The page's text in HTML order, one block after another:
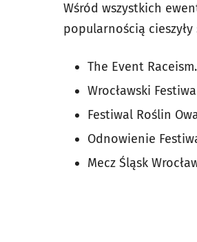
Wśród wszystkich
popularnością cieszyły
The Event
Wrocławski
Festiwal Roślin
Odnowienie
Mecz Śląsk